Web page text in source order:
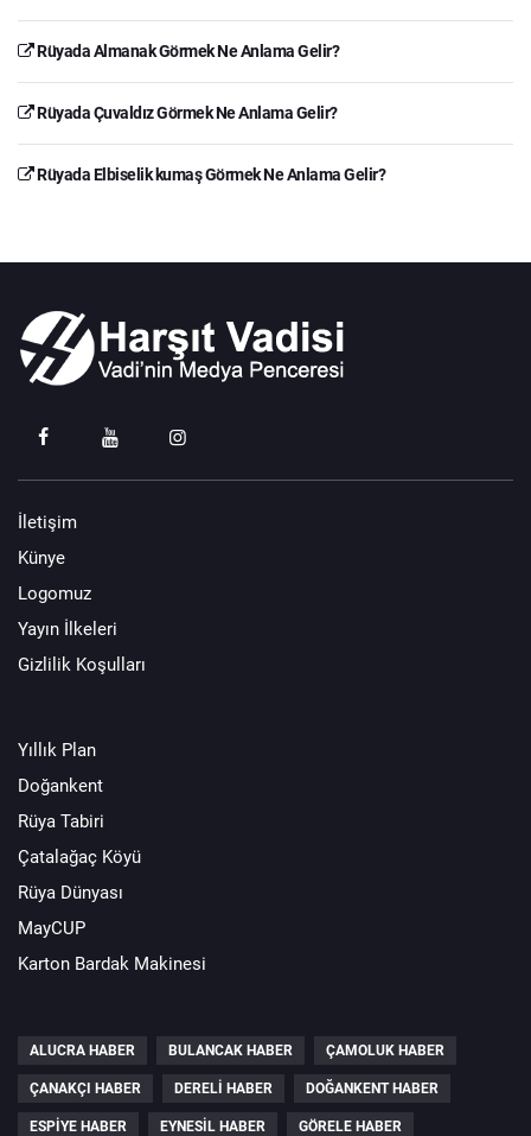
Rüyada Almanak Görmek Ne Anlama Gelir?
Rüyada Çuvaldız Görmek Ne Anlama Gelir?
Rüyada Elbiselik kumaş Görmek Ne Anlama Gelir?
İletişim
Künye
Logomuz
Yayın İlkeleri
Gizlilik Koşulları
Yıllık Plan
Doğankent
Rüya Tabiri
Çatalağaç Köyü
Rüya Dünyası
MayCUP
Karton Bardak Makinesi
ALUCRA HABER BULANCAK HABER ÇAMOLUK HABER
ÇANAKÇI HABER DERELI HABER DOĞANKENT HABER
ESPIYE HABER EYNESIL HABER GÖRELE HABER